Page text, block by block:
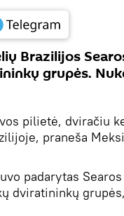
Brazilijos
grupės.
pilietė, dviračiu
praneša
padarytas
dviratininkų